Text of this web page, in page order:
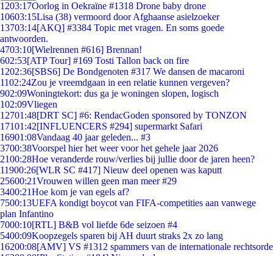
1203:17Oorlog in Oekraïne #1318 Drone baby drone
10603:15Lisa (38) vermoord door Afghaanse asielzoeker
13703:14[AKQ] #3384 Topic met vragen. En soms goede
antwoorden.
4703:10[Wielrennen #616] Brennan!
602:53[ATP Tour] #169 Tosti Tallon back on fire
1202:36[SBS6] De Bondgenoten #317 We dansen de macaroni
1102:24Zou je vreemdgaan in een relatie kunnen vergeven?
902:09Woningtekort: dus ga je woningen slopen, logisch
102:09Vliegen
12701:48[DRT SC] #6: RendacGoden sponsored by TONZON
17101:42[INFLUENCERS #294] supermarkt Safari
16901:08Vandaag 40 jaar geleden... #3
3700:38Voorspel hier het weer voor het gehele jaar 2026
2100:28Hoe veranderde rouw/verlies bij jullie door de jaren heen?
11900:26[WLR SC #417] Nieuw deel openen was kaputt
25600:21Vrouwen willen geen man meer #29
3400:21Hoe kom je van egels af?
7500:13UEFA kondigt boycot van FIFA-competities aan vanwege
plan Infantino
7000:10[RTL] B&B vol liefde 6de seizoen #4
5400:09Koopzegels sparen bij AH duurt straks 2x zo lang
16200:08[AMV] VS #1312 spammers van de internationale rechtsorde